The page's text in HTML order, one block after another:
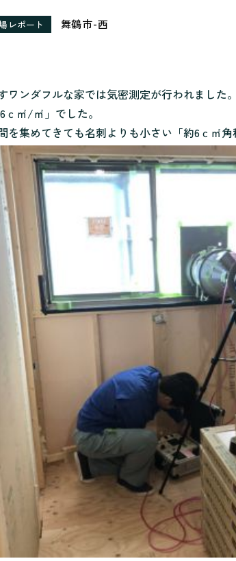
レポート 舞鶴市-西
ワンダフルな家では気密測定が行われました。
㎡/㎡」でした。
を集めてきても名刺よりも小さい「約6ｃ㎡